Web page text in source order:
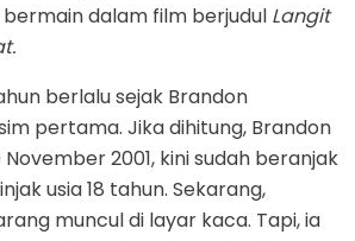
dalam film berjudul Langit
berlalu sejak Brandon
pertama. Jika dihitung, Brandon
2001, kini sudah beranjak
usia 18 tahun. Sekarang,
muncul di layar kaca. Tapi, ia